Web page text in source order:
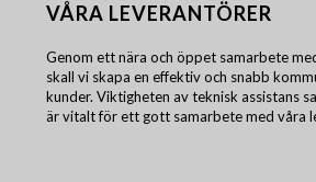
VÅRA LEVERANTÖRER
Genom ett nära och öppet samarbete
skall vi skapa en effektiv och snabb
kunder. Viktigheten av teknisk assistans
är vitalt för ett gott samarbete med våra